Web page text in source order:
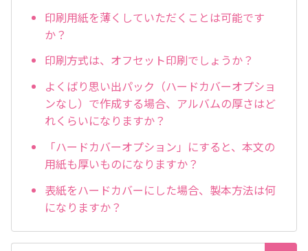
印刷用紙を薄くしていただくことは可能です
か？
印刷方式は、オフセット印刷でしょうか？
よくばり思い出パック（ハードカバーオプショ
ンなし）で作成する場合、アルバムの厚さはど
れくらいになりますか？
「ハードカバーオプション」にすると、本文の
用紙も厚いものになりますか？
表紙をハードカバーにした場合、製本方法は何
になりますか？